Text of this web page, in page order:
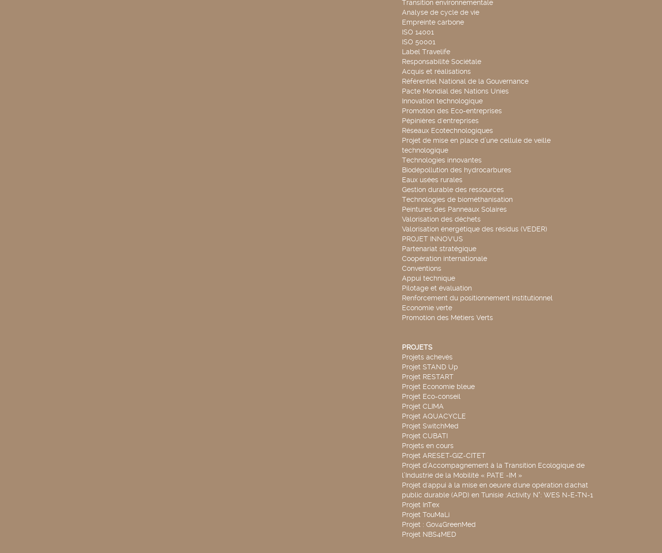
Transition environnementale
Analyse de cycle de vie
Empreinte carbone
ISO 14001
ISO 50001
Label Travelife
Responsabilité Sociétale
Acquis et réalisations
Référentiel National de la Gouvernance
Pacte Mondial des Nations Unies
Innovation technologique
Promotion des Eco-entreprises
Pépinières d'entreprises
Réseaux Ecotechnologiques
Projet de mise en place d’une cellule de veille
technologique
Technologies innovantes
Biodépollution des hydrocarbures
Eaux usées rurales
Gestion durable des ressources
Technologies de biométhanisation
Peintures des Panneaux Solaires
Valorisation des déchets
Valorisation énergétique des résidus (VEDER)
PROJET INNOV'US
Partenariat stratégique
Coopération internationale
Conventions
Appui technique
Pilotage et évaluation
Renforcement du positionnement institutionnel
Economie verte
Promotion des Métiers Verts
PROJETS
Projets achevés
Projet STAND Up
Projet RESTART
Projet Economie bleue
Projet Eco-conseil
Projet CLIMA
Projet AQUACYCLE
Projet SwitchMed
Projet CUBATI
Projets en cours
Projet ARESET-GIZ-CITET
Projet d’Accompagnement à la Transition Ecologique de
l’Industrie de la Mobilité « PATE -IM »
Projet d'appui à la mise en oeuvre d'une opération d'achat
public durable (APD) en Tunisie :Activity N°: WES N-E-TN-1
Projet InTex
Projet TouMaLi
Projet : Gov4GreenMed
Projet NBS4MED